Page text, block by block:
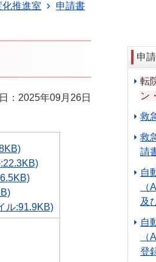
推進室
申請書
：2025年09月26日
ル:91.9KB)
申
転
ン
救
救
請
自
及
自
登